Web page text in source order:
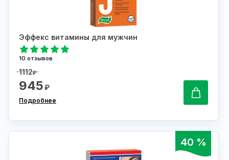
Эффекс витамины для мужчин
10 отзывов
1112₽
945₽
Подробнее
40 %